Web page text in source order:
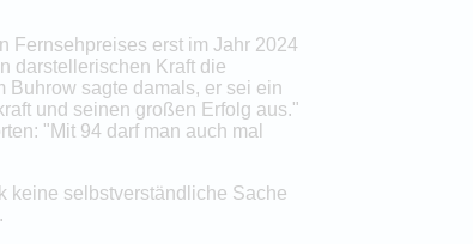
Fernsehpreises erst im Jahr 2024
darstellerischen Kraft die
Buhrow sagte damals, er sei ein
und seinen großen Erfolg aus."
"Mit 94 darf man auch mal
keine selbstverständliche Sache